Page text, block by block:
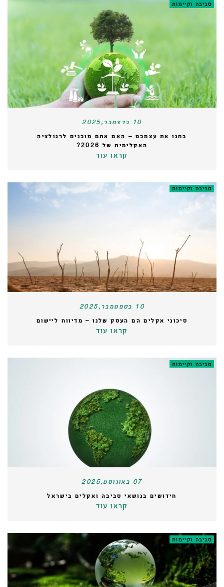
סביבה וקיימות
10 בדצמבר,2025
בחנו את עצמכם – האם אתם מוכנים לרגולציה
האקלימית של 2026?
קראו עוד
סביבה וקיימות
10 בספטמבר,2025
סיכוני אקלים הם העסק שלנו – מדיווח ליישום
קראו עוד
סביבה וקיימות
07 באוגוסט,2025
חידושים בנושאי סביבה ואקלים בישראל
קראו עוד
סביבה וקיימות